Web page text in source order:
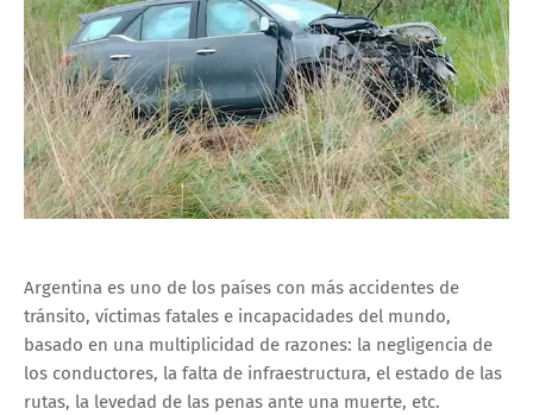
Argentina es uno de los países con más accidentes de
tránsito, víctimas fatales e incapacidades del mundo,
basado en una multiplicidad de razones: la negligencia de
los conductores, la falta de infraestructura, el estado de las
rutas, la levedad de las penas ante una muerte, etc.